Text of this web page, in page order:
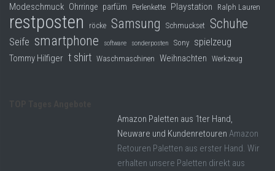
Modeschmuck Ohrringe parfüm Perlenkette Playstation Ralph Lauren
restposten röcke Samsung Schmuckset Schuhe
Seife smartphone software sonderposten Sony spielzeug
Tommy Hilfiger t shirt Waschmaschinen Weihnachten Werkzeug
Amazon Paletten aus 1ter Hand,
Neuware und Kundenretouren Amazon
Retouren Paletten aus erster Hand. Wir
erhalten unsere Paletten direkt aus